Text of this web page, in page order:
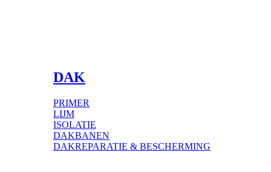
DAK
PRIMER
LIJM
ISOLATIE
DAKBANEN
DAKREPARATIE & BESCHERMING